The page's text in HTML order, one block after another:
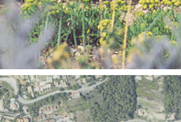
Territoires